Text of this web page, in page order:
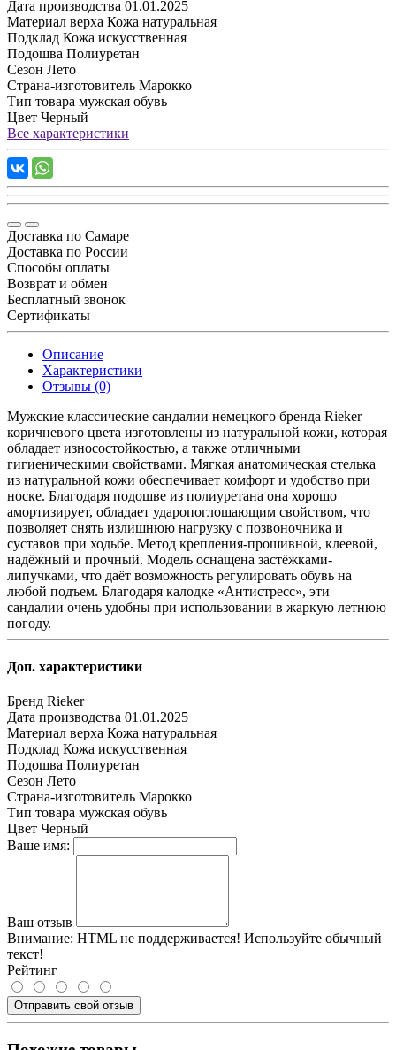
Дата производства 01.01.2025
Материал верха Кожа натуральная
Подклад Кожа искусственная
Подошва Полиуретан
Сезон Лето
Страна-изготовитель Марокко
Тип товара мужская обувь
Цвет Черный
Все характеристики
Доставка по Самаре
Доставка по России
Способы оплаты
Возврат и обмен
Бесплатный звонок
Сертификаты
Описание
Характеристики
Отзывы (0)
Мужские классические сандалии немецкого бренда Rieker
коричневого цвета изготовлены из натуральной кожи, которая
обладает износостойкостью, а также отличными
гигиеническими свойствами. Мягкая анатомическая стелька
из натуральной кожи обеспечивает комфорт и удобство при
носке. Благодаря подошве из полиуретана она хорошо
амортизирует, обладает ударопоглошающим свойством, что
позволяет снять излишнюю нагрузку с позвоночника и
суставов при ходьбе. Метод крепления-прошивной, клеевой,
надёжный и прочный. Модель оснащена застёжками-
липучками, что даёт возможность регулировать обувь на
любой подъем. Благодаря калодке «Антистресс», эти
сандалии очень удобны при использовании в жаркую летнюю
погоду.
Доп. характеристики
Бренд Rieker
Дата производства 01.01.2025
Материал верха Кожа натуральная
Подклад Кожа искусственная
Подошва Полиуретан
Сезон Лето
Страна-изготовитель Марокко
Тип товара мужская обувь
Цвет Черный
Ваше имя:
Ваш отзыв
Внимание: HTML не поддерживается! Используйте обычный
текст!
Рейтинг
Отправить свой отзыв